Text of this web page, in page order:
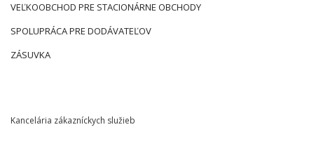
VEĽKOOBCHOD PRE STACIONÁRNE OBCHODY
SPOLUPRÁCA PRE DODÁVATEĽOV
ZÁSUVKA
Kancelária zákazníckych služieb